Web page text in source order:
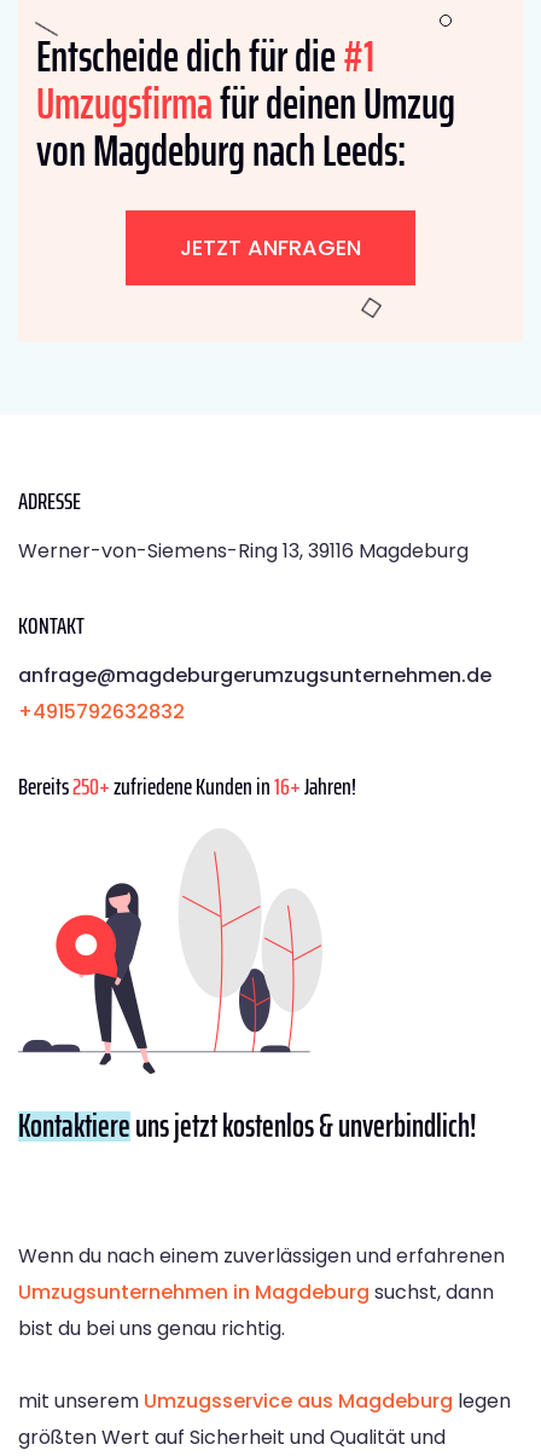
Entscheide dich für die#1
Umzugsfirmafür deinen Umzug
von Magdeburg nach Leeds:
JETZT ANFRAGEN
ADRESSE
Werner-von-Siemens-Ring 13, 39116 Magdeburg
KONTAKT
anfrage@magdeburgerumzugsunternehmen.de
+4915792632832
Bereits250+zufriedene Kunden in16+Jahren!
Kontaktiereuns jetzt kostenlos & unverbindlich!
Wenn du nach einem zuverlässigen und erfahrenen
Umzugsunternehmen in Magdeburg suchst, dann
bist du bei uns genau richtig.
mit unserem Umzugsservice aus Magdeburg legen
größten Wert auf Sicherheit und Qualität und